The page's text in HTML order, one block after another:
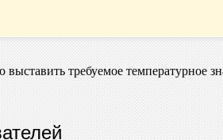
требуемое температурное